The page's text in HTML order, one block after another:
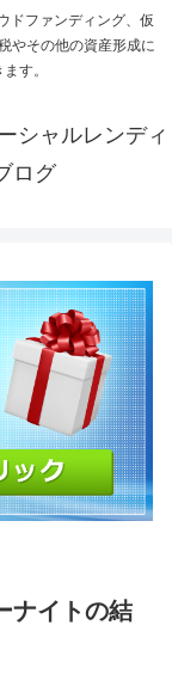
ドファンディング、仮
やその他の資産形成に
す。
シャルレンディ
ログ
ナイトの結